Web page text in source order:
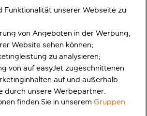
Funktionalität unserer Webseite zu
von Angeboten in der Werbung,
Website sehen können;
zu analysieren;
von auf easyJet zugeschnittenen
auf und außerhalb
durch unsere Werbepartner.
finden Sie in unseremGruppen